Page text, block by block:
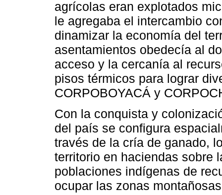
agrícolas eran explotados
le agregaba el intercambio
dinamizar la economía del
asentamientos obedecía al
acceso y la cercanía al
pisos térmicos para lograr
CORPOBOYACÁ y
Con la conquista y
del país se configura
través de la cría de ganado,
territorio en haciendas sobre
poblaciones indígenas de
ocupar las zonas